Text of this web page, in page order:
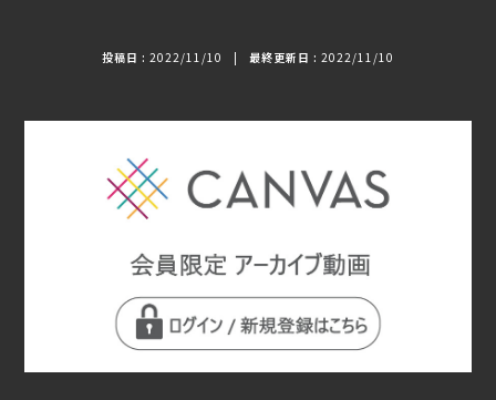
投稿日 : 2022/11/10 | 最終更新日 : 2022/11/10